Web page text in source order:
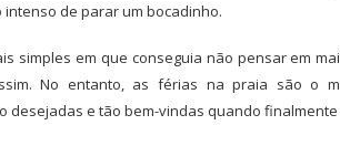
de parar um bocadinho.
simples em que conseguia não pensar em
No entanto, as férias na praia são o
desejadas e tão bem-vindas quando finalmente